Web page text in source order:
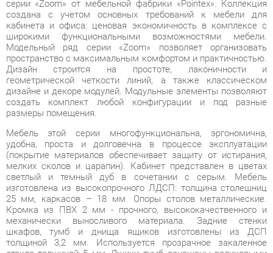
Модельный ряд серии «Zoom» позволяет организовать
пространство с максимальным комфортом и практичностью.
Дизайн строится на простоте, лаконичности и
геометрической четкости линий, а также классическом
дизайне и декоре модулей. Модульные элементы позволяют
создать комплект любой конфигурации и под разные
размеры помещения.
Мебель этой серии многофункциональна, эргономична,
удобна, проста и долговечна в процессе эксплуатации
(покрытие материалов обеспечивает защиту от истирания,
светлый и темный дуб в сочетании с серым. Мебель
изготовлена из высокопрочного ЛДСП: толщина столешниц
25 мм, каркасов – 18 мм. Опоры столов металлические.
Кромка из ПВХ 2 мм - прочного, высококачественного и
механически выносливого материала. Задние стенки
шкафов, тумб и днища ящиков изготовлены из ДСП
толщиной 3,2 мм. Используется прозрачное закаленное
стекло толщиной 5 мм. Ящики тумб оснащены роликовыми
направляющими, верхние ящики оборудованы замками.
Шкафы декорированы молдингами. Опоры регулируются, что
позволят компенсировать неровности пола.